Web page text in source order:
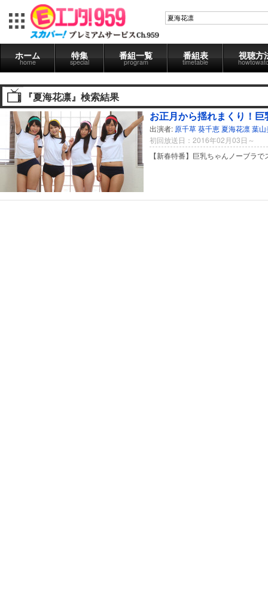
ホーム
home
特集
special
番組一覧
program
番組表
timetable
視聴方
『夏海花凛』検索結果
お正月から揺れまくり！
出演者: 原千草葵千恵 夏海花凛葉山
初回放送日：2016年02月03日～
【新春特番】巨乳ちゃんノーブラ